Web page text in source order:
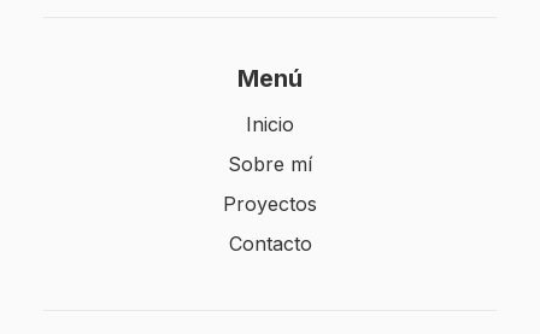
Menú
Inicio
Sobre mí
Proyectos
Contacto